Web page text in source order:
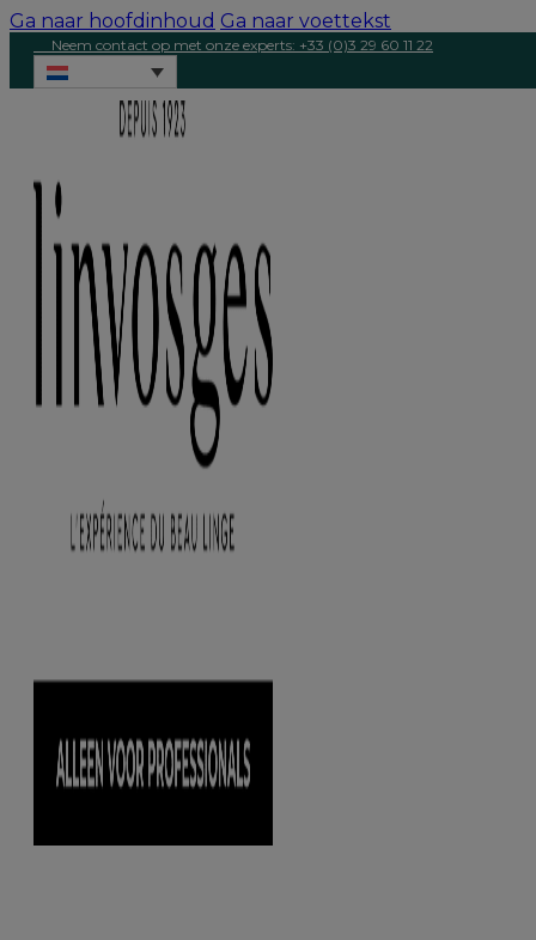
Ga naar hoofdinhoud Ga naar voettekst
Neem contact op met onze experts: +33 (0)3 29 60 11 22